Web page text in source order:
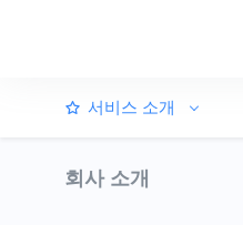
서비스 소개
회사 소개